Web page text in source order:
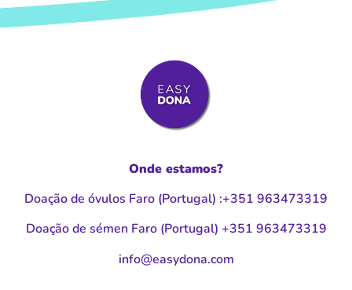
Onde estamos?
Doação de óvulos Faro (Portugal) :+351 963473319
Doação de sémen Faro (Portugal) +351 963473319
moc.anodysae@ofni